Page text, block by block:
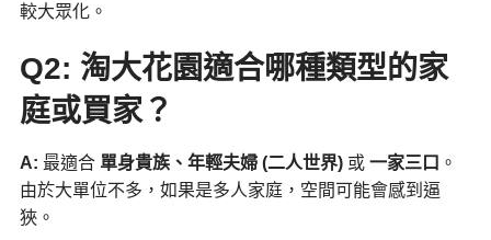
較大眾化。
Q2: 淘大花園適合哪種類型的家
庭或買家？
A: 最適合 單身貴族、年輕夫婦 (二人世界)或 一家三口 。
由於大單位不多，如果是多人家庭，空間可能會感到逼
狹。